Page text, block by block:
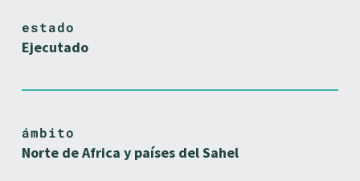
estado
Ejecutado
ámbito
Norte de Africa y países del Sahel